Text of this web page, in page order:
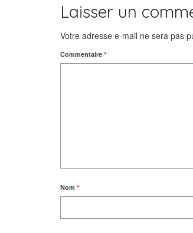
Laisser un
Votre adresse e-mail ne sera pas
Commentaire *
Nom *